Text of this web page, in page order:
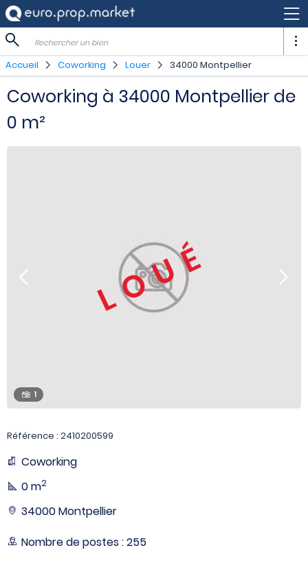
Rechercher un bien
Accueil Coworking Louer 34000 Montpellier
Coworking à 34000 Montpellier de
0 m²
LOUÉ
1
Référence : 2410200599
Coworking
0 m2
34000 Montpellier
Nombre de postes : 255